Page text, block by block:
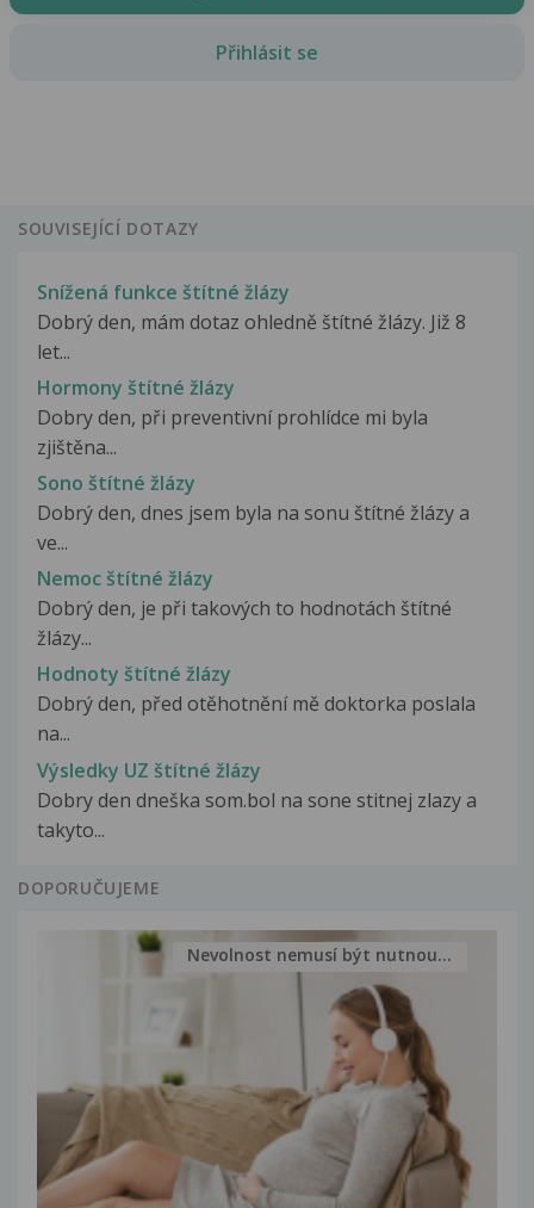
Přihlásit se
SOUVISEJÍCÍ DOTAZY
Snížená funkce štítné žlázy
Dobrý den, mám dotaz ohledně štítné žlázy. Již 8
let...
Hormony štítné žlázy
Dobry den, při preventivní prohlídce mi byla
zjištěna...
Sono štítné žlázy
Dobrý den, dnes jsem byla na sonu štítné žlázy a
ve...
Nemoc štítné žlázy
Dobrý den, je při takových to hodnotách štítné
žlázy...
Hodnoty štítné žlázy
Dobrý den, před otěhotnění mě doktorka poslala
na...
Výsledky UZ štítné žlázy
Dobry den dneška som.bol na sone stitnej zlazy a
takyto...
DOPORUČUJEME
Nevolnost nemusí být nutnou...